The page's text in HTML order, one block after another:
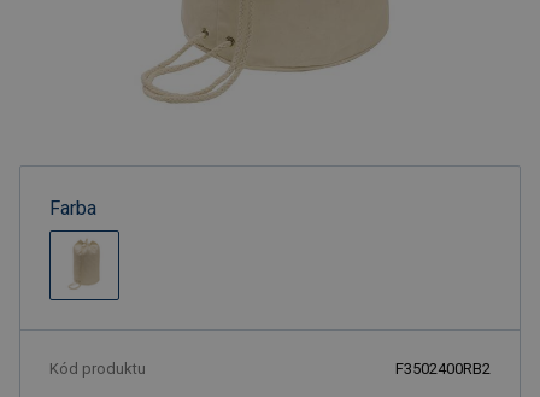
Farba
Kód produktu F3502400RB2